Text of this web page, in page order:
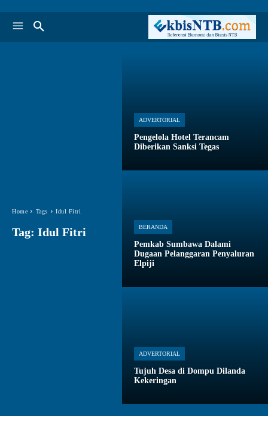
Home Tags Idul Fitri
Tag: Idul Fitri
ADVERTORIAL
Pengelola Hotel Terancam
Diberikan Sanksi Tegas
BERANDA
Pemkab Sumbawa Dalami
Dugaan Pelanggaran Penyaluran
Elpiji
ADVERTORIAL
Tujuh Desa di Dompu Dilanda
Kekeringan